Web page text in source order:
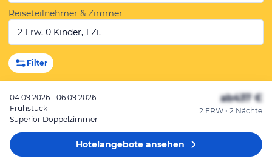
Reiseteilnehmer & Zimmer
2 Erw, 0 Kinder, 1 Zi.
Filter
04.09.2026 - 06.09.2026
Frühstück
Superior Doppelzimmer
ab437 €
2 ERW • 2 Nächte
Hotelangeboteansehen